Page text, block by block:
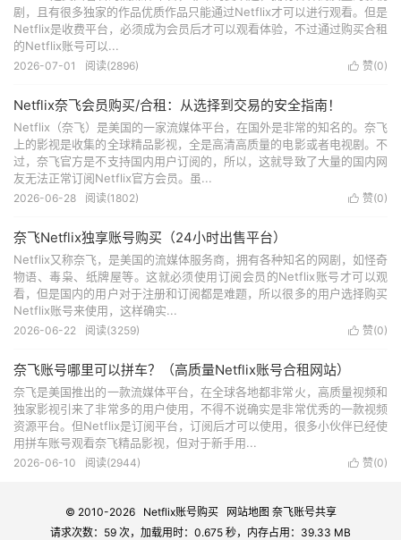
剧，且有很多独家的作品优质作品只能通过Netflix才可以进行观看。但是
Netflix是收费平台，必须成为会员后才可以观看体验，不过通过购买合租
的Netflix账号可以...
 赞(0)
2026-07-01 阅读(2896)
Netflix奈飞会员购买/合租：从选择到交易的安全指南！
Netflix（奈飞）是美国的一家流媒体平台，在国外是非常的知名的。奈飞
上的影视是收集的全球精品影视，全是高清高质量的电影或者电视剧。不
过，奈飞官方是不支持国内用户订阅的，所以，这就导致了大量的国内网
友无法正常订阅Netflix官方会员。虽...
 赞(0)
2026-06-28 阅读(1802)
奈飞Netflix独享账号购买（24小时出售平台）
Netflix又称奈飞，是美国的流媒体服务商，拥有各种知名的网剧，如怪奇
物语、毒枭、纸牌屋等。这就必须使用订阅会员的Netflix账号才可以观
看，但是国内的用户对于注册和订阅都是难题，所以很多的用户选择购买
Netflix账号来使用，这样确实...
 赞(0)
2026-06-22 阅读(3259)
奈飞账号哪里可以拼车？（高质量Netflix账号合租网站）
奈飞是美国推出的一款流媒体平台，在全球各地都非常火，高质量视频和
独家影视引来了非常多的用户使用，不得不说确实是非常优秀的一款视频
资源平台。但Netflix是订阅平台，订阅后才可以使用，很多小伙伴已经使
用拼车账号观看奈飞精品影视，但对于新手用...
 赞(0)
2026-06-10 阅读(2944)
© 2010-2026 Netflix账号购买 网站地图 奈飞账号共享
请求次数：59 次，加载用时：0.675 秒，内存占用：39.33 MB